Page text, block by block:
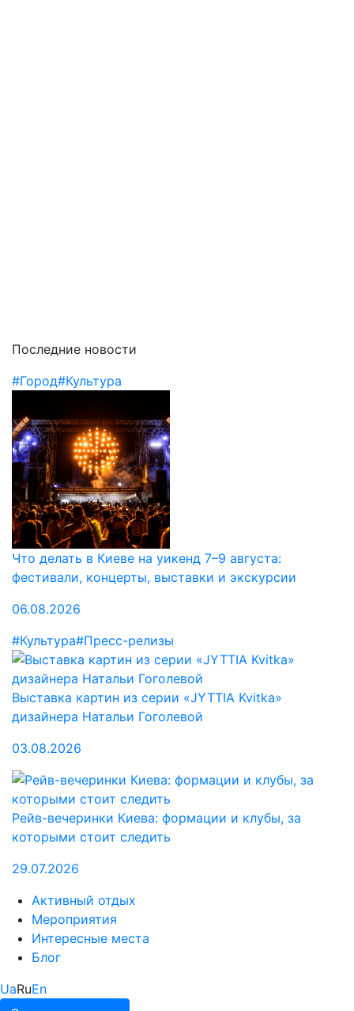
Последние новости
#Город#Культура
Что делать в Киеве на уикенд 7–9 августа:
фестивали, концерты, выставки и экскурсии
06.08.2026
#Культура#Пресс-релизы
Выставка картин из серии «JYTTIA Kvitka»
дизайнера Натальи Гоголевой
03.08.2026
Рейв-вечеринки Киева: формации и клубы, за
которыми стоит следить
29.07.2026
Активный отдых
Мероприятия
Интересные места
Блог
UaRuEn